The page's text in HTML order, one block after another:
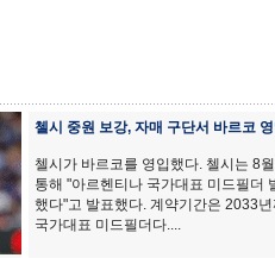
첼시 중원 보강, 자매 구단서 바르코 영
첼시가 바르코를 영입했다. 첼시는 8
통해 "아르헨티나 국가대표 미드필더
했다"고 발표했다. 계약기간은 2033
국가대표 미드필더다....